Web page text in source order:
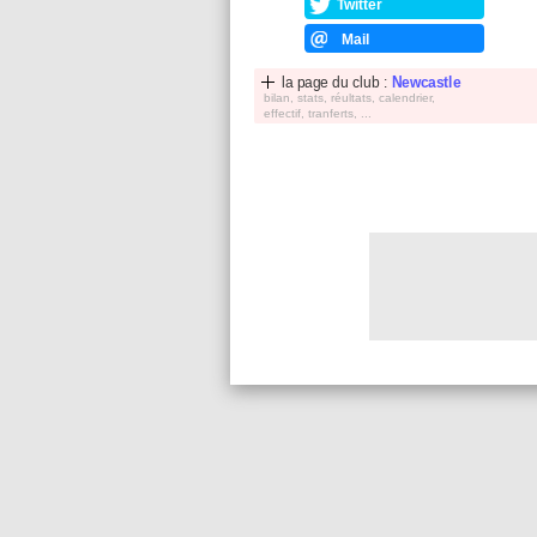
Twitter
Mail
la page du club : Newcastle
bilan, stats, réultats, calendrier,
effectif, tranferts, ...